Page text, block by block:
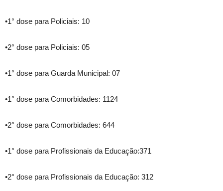
•1° dose para Policiais: 10
•2° dose para Policiais: 05
•1° dose para Guarda Municipal: 07
•1° dose para Comorbidades: 1124
•2° dose para Comorbidades: 644
•1° dose para Profissionais da Educação:371
•2° dose para Profissionais da Educação: 312